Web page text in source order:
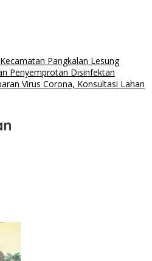
Pangkalan Lesung
Penyemprotan Disinfektan
Virus Corona, Konsultasi Lahan